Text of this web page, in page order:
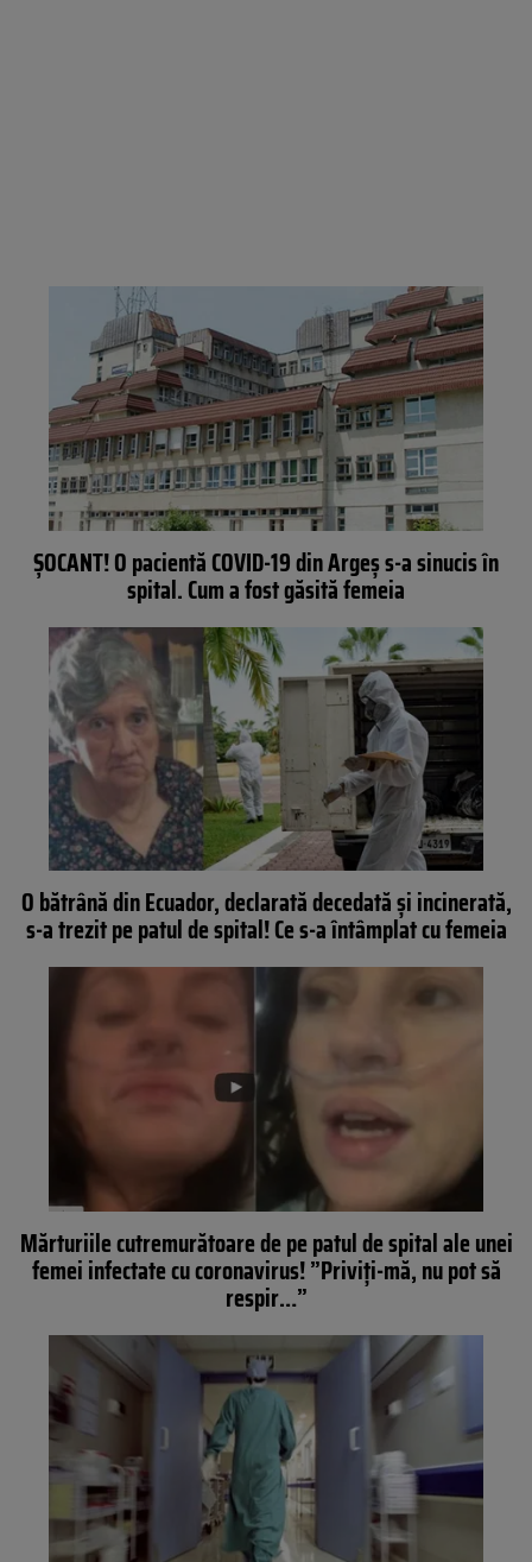
ȘOCANT! O pacientă COVID-19 din Argeș s-a sinucis în
spital. Cum a fost găsită femeia
O bătrână din Ecuador, declarată decedată și incinerată,
s-a trezit pe patul de spital! Ce s-a întâmplat cu femeia
Mărturiile cutremurătoare de pe patul de spital ale unei
femei infectate cu coronavirus! ”Priviți-mă, nu pot să
respir…”